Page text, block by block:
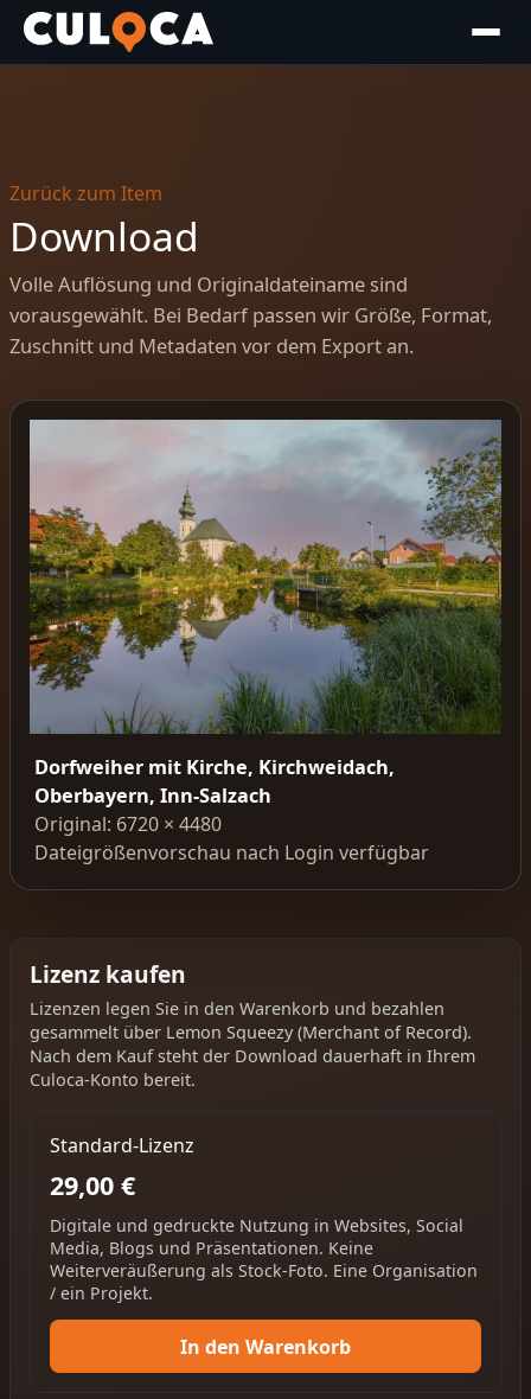
Zurück zum Item
Download
Volle Auflösung und Originaldateiname sind
vorausgewählt. Bei Bedarf passen wir Größe, Format,
Zuschnitt und Metadaten vor dem Export an.
Dorfweiher mit Kirche, Kirchweidach,
Oberbayern, Inn-Salzach
Original: 6720 × 4480
Dateigrößenvorschau nach Login verfügbar
Lizenz kaufen
Lizenzen legen Sie in den Warenkorb und bezahlen
gesammelt über Lemon Squeezy (Merchant of Record).
Nach dem Kauf steht der Download dauerhaft in Ihrem
Culoca-Konto bereit.
Standard-Lizenz
29,00 €
Digitale und gedruckte Nutzung in Websites, Social
Media, Blogs und Präsentationen. Keine
Weiterveräußerung als Stock-Foto. Eine Organisation
/ ein Projekt.
In den Warenkorb